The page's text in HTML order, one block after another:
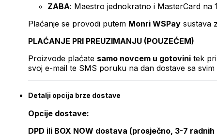
ZABA: Maestro jednokratno i MasterCard na
Plaćanje se provodi putem Monri WSPay sustava
PLAĆANJE PRI PREUZIMANJU (POUZEĆEM)
Proizvode plaćate samo novcem u gotovini tek
svoj e-mail te SMS poruku na dan dostave sa svim
Detalji opcija brze dostave
Opcije dostave:
DPD ili BOX NOW dostava (prosječno, 3-7 radnih